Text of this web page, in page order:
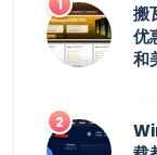
搬
优
和